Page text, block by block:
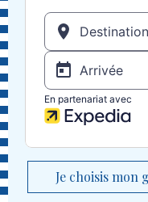
Je choisis mon